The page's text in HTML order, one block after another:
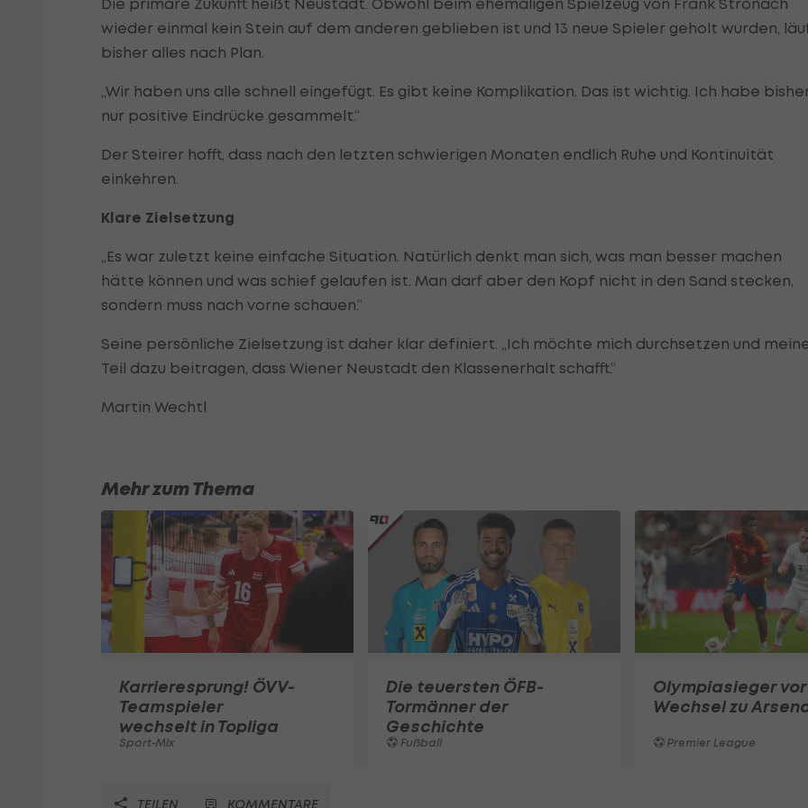
Die primäre Zukunft heißt Neustadt. Obwohl beim ehemaligen Spielzeug von Frank Stronach
wieder einmal kein Stein auf dem anderen geblieben ist und 13 neue Spieler geholt wurden,
bisher alles nach Plan.
„Wir haben uns alle schnell eingefügt. Es gibt keine Komplikation. Das ist wichtig. Ich habe
nur positive Eindrücke gesammelt.“
Der Steirer hofft, dass nach den letzten schwierigen Monaten endlich Ruhe und Kontinuität
einkehren.
Klare Zielsetzung
„Es war zuletzt keine einfache Situation. Natürlich denkt man sich, was man besser machen
hätte können und was schief gelaufen ist. Man darf aber den Kopf nicht in den Sand stecken,
sondern muss nach vorne schauen.“
Seine persönliche Zielsetzung ist daher klar definiert. „Ich möchte mich durchsetzen und
Teil dazu beitragen, dass Wiener Neustadt den Klassenerhalt schafft.“
Martin Wechtl
Mehr zum Thema
Karrieresprung! ÖVV-
Teamspieler
wechselt in Topliga
Sport-Mix
Die teuersten ÖFB-
Tormänner der
Geschichte
Fußball
Olympiasieger vor
Wechsel zu
Premier League
TEILEN KOMMENTARE